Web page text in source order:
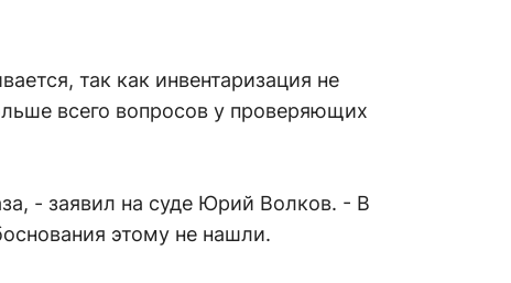
так как инвентаризация не
всего вопросов у проверяющих
- заявил на суде Юрий Волков. - В
этому не нашли.